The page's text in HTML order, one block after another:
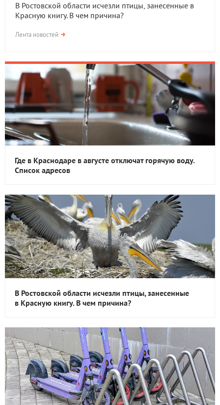
В Ростовской области исчезли птицы, занесенные в
Красную книгу. В чем причина?
Лента новостей
Где в Краснодаре в августе отключат горячую воду.
Список адресов
В Ростовской области исчезли птицы, занесенные
в Красную книгу. В чем причина?